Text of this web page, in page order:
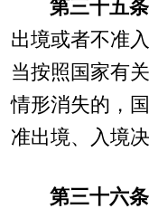
第三十五条
出境或者不准
当按照国家有
情形消失的，
准出境、入境
第三十六条